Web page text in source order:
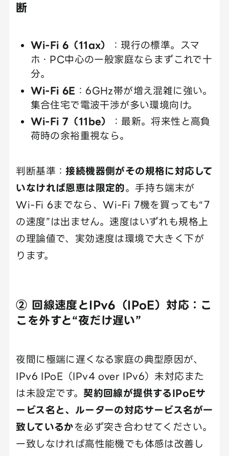
断
Wi-Fi 6（11ax）
：現行の標準。スマ
ホ・PC中心の一般家庭ならまずこれで十
分。
Wi-Fi 6E ：6GHz帯が増え混雑に強い。
集合住宅で電波干渉が多い環境向け。
Wi-Fi 7（11be）
：最新。将来性と高負
荷時の余裕重視なら。
判断基準：接続機器側がその規格に対応して
いなければ恩恵は限定的。手持ち端末が
Wi-Fi 6までなら、Wi-Fi 7機を買っても“7
の速度”は出ません。速度はいずれも規格上
の理論値で、実効速度は環境で大きく下が
ります。
② 回線速度とIPv6（IPoE）対応：こ
こを外すと“夜だけ遅い”
夜間に極端に遅くなる家庭の典型原因が、
IPv6 IPoE（IPv4 over IPv6）未対応また
は未設定です。 契約回線が提供するIPoEサ
ービス名と、ルーターの対応サービス名が一
致しているかを必ず突き合わせてください。
一致しなければ高性能機でも体感は改善し